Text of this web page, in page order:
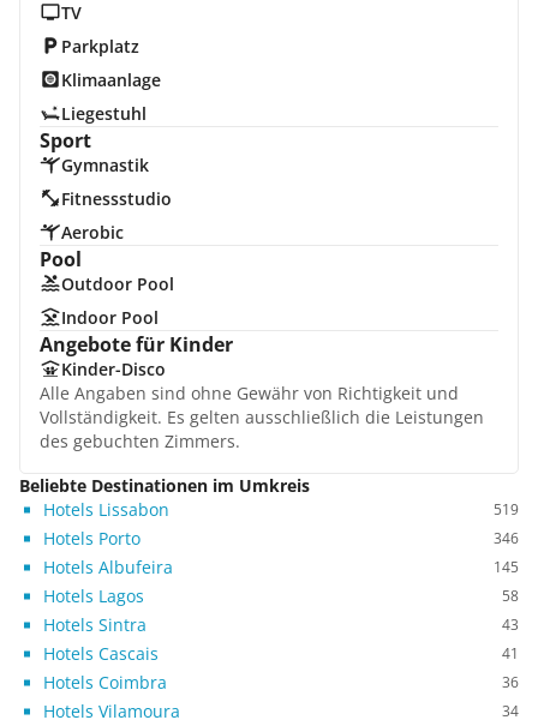
TV
Parkplatz
Klimaanlage
Liegestuhl
Sport
Gymnastik
Fitnessstudio
Aerobic
Pool
Outdoor Pool
Indoor Pool
Angebote für Kinder
Kinder-Disco
Alle Angaben sind ohne Gewähr von Richtigkeit und
Vollständigkeit. Es gelten ausschließlich die Leistungen
des gebuchten Zimmers.
Beliebte Destinationen im Umkreis
Hotels Lissabon
519
Hotels Porto 346
Hotels Albufeira 145
Hotels Lagos 58
Hotels Sintra 43
Hotels Cascais 41
Hotels Coimbra 36
Hotels Vilamoura 34